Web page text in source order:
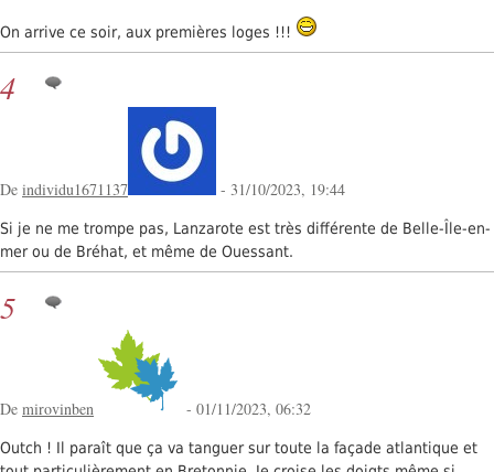
On arrive ce soir, aux premières loges !!!
4
De individu1671137 - 31/10/2023, 19:44
Si je ne me trompe pas, Lanzarote est très différente de Belle-Île-en-
mer ou de Bréhat, et même de Ouessant.
5
De mirovinben - 01/11/2023, 06:32
Outch ! Il paraît que ça va tanguer sur toute la façade atlantique et